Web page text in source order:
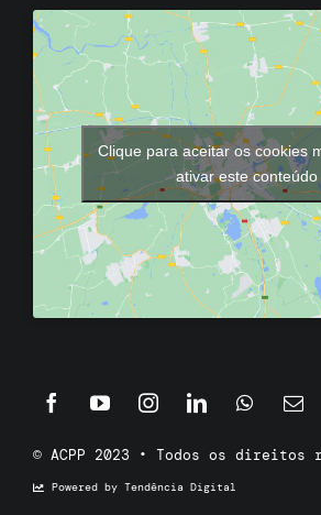
Clique para aceitar os cookies
ativar este conteúdo
© ACPP 2023 • Todos os direitos
Powered by Tendência Digital